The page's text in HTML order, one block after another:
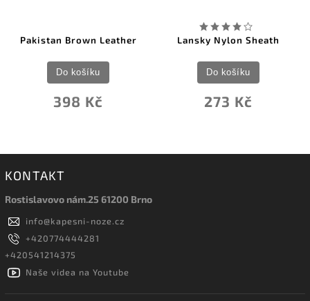
Pakistan Brown Leather
398 Kč
Do košíku
Lansky Nylon Sheath
273 Kč
Do košíku
KONTAKT
Rostislavovo nám.25 61200 Brno
info@kapesni-noze.cz
+420774444281
+420541214375
Naše videa na Youtube